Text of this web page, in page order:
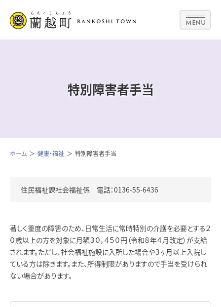
MENU
特別障害者手当
ホーム 健康・福祉 特別障害者手当
住民福祉課社会福祉係 電話：0136-55-6436
著しく重度の障害のため、日常生活に常時特別の介護を必要とする２
０歳以上の方を対象に月額３０，４５０円（令和８年４月改定）が支給
されます。ただし、社会福祉施設に入所した場合や３ヶ月以上入院し
ている方は除きます。また、所得制限がありますので手当を受けられ
ない場合があります。